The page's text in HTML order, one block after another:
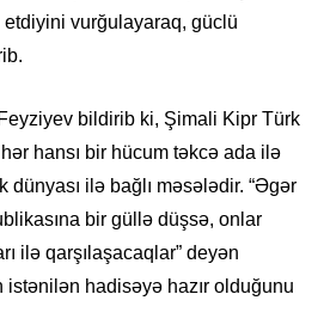
vurğulayaraq, güclü
bildirib ki, Şimali Kipr Türk
hansı bir hücum təkcə ada ilə
dünyası ilə bağlı məsələdir. “Əgər
bir güllə düşsə, onlar
ilə qarşılaşacaqlar” deyən
istənilən hadisəyə hazır olduğunu